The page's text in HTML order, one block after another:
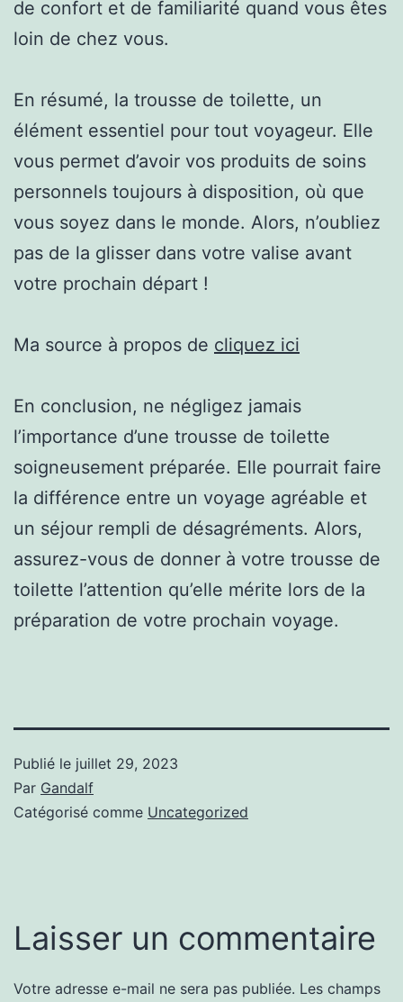
de confort et de familiarité quand vous êtes
loin de chez vous.
En résumé, la trousse de toilette, un
élément essentiel pour tout voyageur. Elle
vous permet d’avoir vos produits de soins
personnels toujours à disposition, où que
vous soyez dans le monde. Alors, n’oubliez
pas de la glisser dans votre valise avant
votre prochain départ !
Ma source à propos de cliquez ici
En conclusion, ne négligez jamais
l’importance d’une trousse de toilette
soigneusement préparée. Elle pourrait faire
la différence entre un voyage agréable et
un séjour rempli de désagréments. Alors,
assurez-vous de donner à votre trousse de
toilette l’attention qu’elle mérite lors de la
préparation de votre prochain voyage.
Publié le juillet 29, 2023
Par Gandalf
Catégorisé comme Uncategorized
Laisser un commentaire
Votre adresse e-mail ne sera pas publiée. Les champs